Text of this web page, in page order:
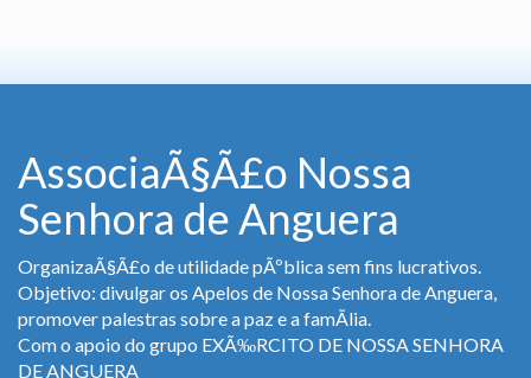
AssociaÃ§Ã£o Nossa
Senhora de Anguera
OrganizaÃ§Ã£o de utilidade pÃºblica sem fins lucrativos.
Objetivo: divulgar os Apelos de Nossa Senhora de Anguera,
promover palestras sobre a paz e a famÃ­lia.
Com o apoio do grupo EXÃ‰RCITO DE NOSSA SENHORA
DE ANGUERA